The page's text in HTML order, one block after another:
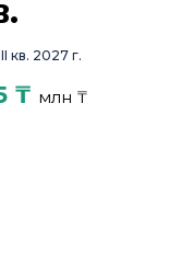
II кв. 2027 г.
₸ млн ₸